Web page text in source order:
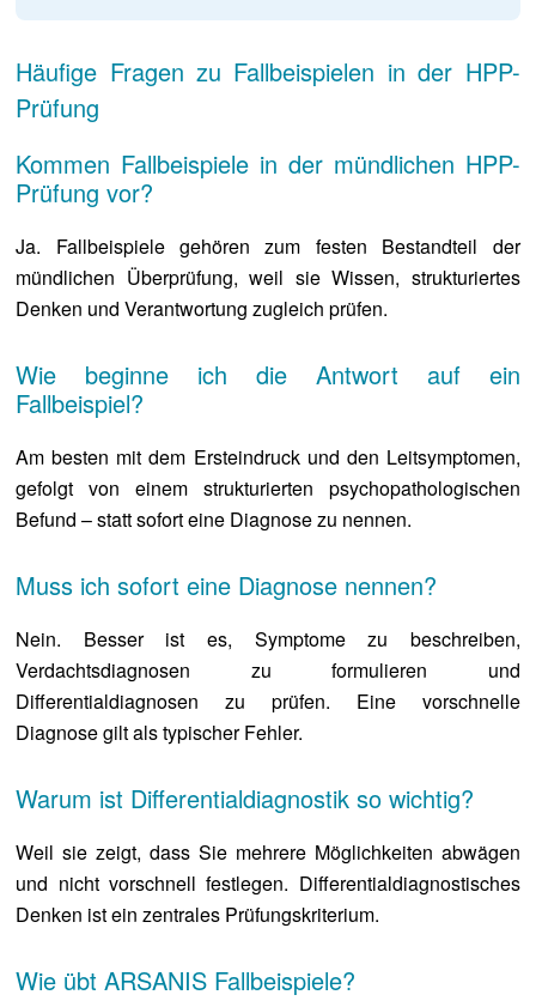
Häufige Fragen zu Fallbeispielen in der HPP-
Prüfung
Kommen Fallbeispiele in der mündlichen HPP-
Prüfung vor?
Ja. Fallbeispiele gehören zum festen Bestandteil der
mündlichen Überprüfung, weil sie Wissen, strukturiertes
Denken und Verantwortung zugleich prüfen.
Wie beginne ich die Antwort auf ein
Fallbeispiel?
Am besten mit dem Ersteindruck und den Leitsymptomen,
gefolgt von einem strukturierten psychopathologischen
Befund – statt sofort eine Diagnose zu nennen.
Muss ich sofort eine Diagnose nennen?
Nein. Besser ist es, Symptome zu beschreiben,
Verdachtsdiagnosen zu formulieren und
Differentialdiagnosen zu prüfen. Eine vorschnelle
Diagnose gilt als typischer Fehler.
Warum ist Differentialdiagnostik so wichtig?
Weil sie zeigt, dass Sie mehrere Möglichkeiten abwägen
und nicht vorschnell festlegen. Differentialdiagnostisches
Denken ist ein zentrales Prüfungskriterium.
Wie übt ARSANIS Fallbeispiele?